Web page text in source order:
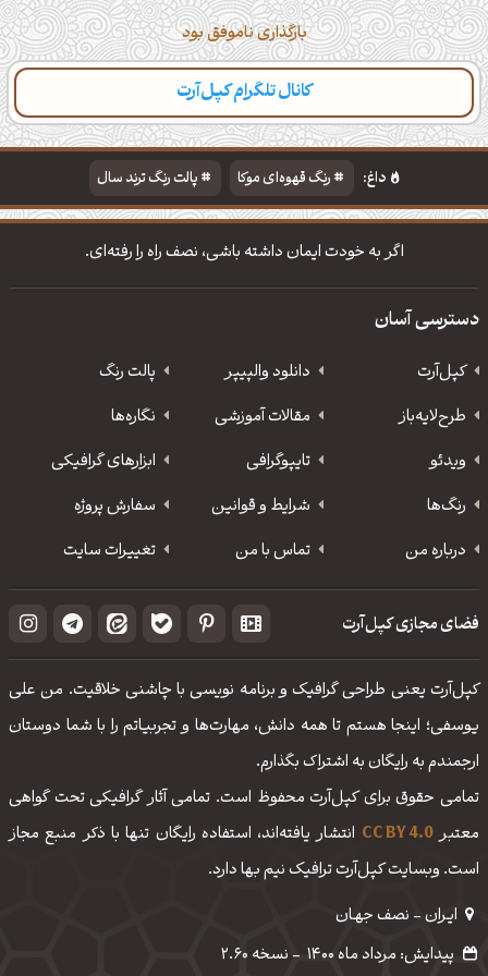
بارگذاری ناموفق بود
کانال تلگرام کپل‌آرت
داغ: رنگ قهوه‌ای موکا
پالت رنگ ترند سال
دانلود والپیپر مذهبی
تایپوگرافی شعر مولانا
اگر به خودت ایمان داشته باشی، نصف راه را رفته‌ای.
دسترسی آسان
کپل‌آرت دانلود‌ والپیپر
پالت رنگ
طرح‌لایه‌باز
مقالات آموزشی
نگاره‌ها
ویدئو
‌تایپوگرافی
ابزارهای گرافیکی
رنگ‌ها
شرایط و قوانین
سفارش پروژه
درباره من
تماس با من تغییرات سایت
فضای مجازی کپل‌آرت
کپل‌آرت یعنی طراحی گرافیک و برنامه نویسی با چاشنی خلاقیت. من علی
یوسفی؛ اینجا هستم تا همه دانش، مهارت‌‌ها و تجربیاتم را با شما دوستان
ارجمندم به رایگان به اشتراک بگذارم.
تمامی حقوق برای کپل‌آرت محفوظ است. تمامی آثار گرافیکی تحت گواهی
معتبرCC BY 4.0 انتشار یافته‌اند، استفاده رایگان تنها با ذکر منبع مجاز
است. وبسایت کپل‌آرت ترافیک نیم بها دارد.
ایـران - نصف جهـان
پیدایش: مرداد ماه 1400
- نسخه 2.60